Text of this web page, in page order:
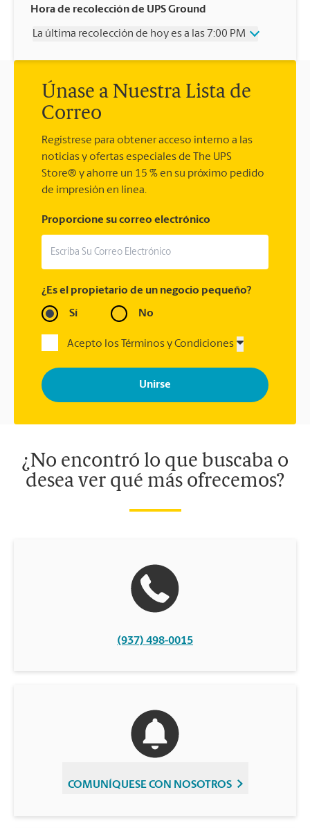
Miércoles
7:00 PM
Viernes
7:00 PM
Lunes
7:00 PM
Martes
7:00 PM
Hora de recolección de UPS Ground
La última recolección de hoy es a las 7:00 PM
Miércoles
7:00 PM
Jueves
Viernes
7:00 PM
Sábado
Lunes
7:00 PM
Martes
7:00 PM
Únase a Nuestra Lista de
Correo
Regístrese para obtener acceso interno a las
noticias y ofertas especiales de The UPS
Store® y ahorre un 15 % en su próximo pedido
de impresión en línea.
Proporcione su correo electrónico
¿Es el propietario de un negocio pequeño?
Sí No
Acepto los Términos y Condiciones
Al registrarse, acepta recibir correos electrónicos de The UPS
Store con noticias, ofertas especiales, promociones y mensajes
adaptados a sus intereses. Puede darse de baja en cualquier
momento. Para más información, consulte nuestra política de
¿No encontró lo que buscaba o
desea ver qué más ofrecemos?
(937) 498-0015
COMUNÍQUESE CON NOSOTROS